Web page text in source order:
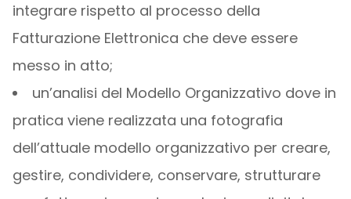
integrare rispetto al processo della
Fatturazione Elettronica che deve essere
messo in atto;
un’analisi del Modello Organizzativo dove in
pratica viene realizzata una fotografia
dell’attuale modello organizzativo per creare,
gestire, condividere, conservare, strutturare